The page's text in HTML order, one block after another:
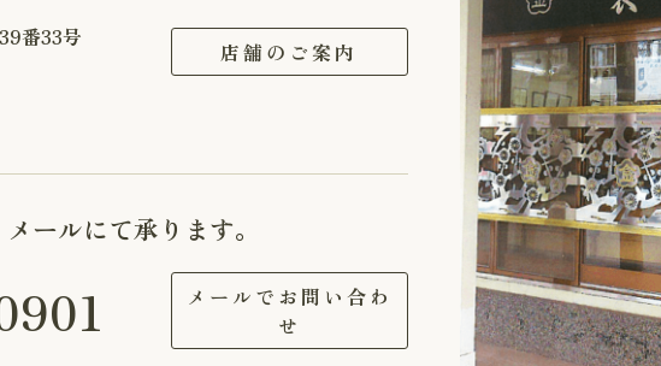
番33号
店舗のご案内
ールにて承ります。
メールでお問い合わ
せ